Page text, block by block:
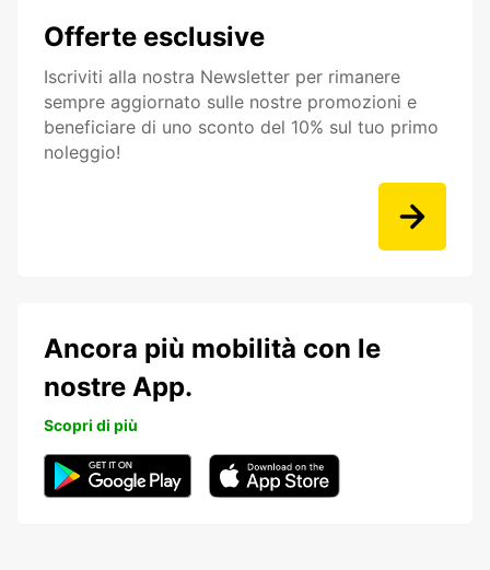
Offerte esclusive
Iscriviti alla nostra Newsletter per rimanere
sempre aggiornato sulle nostre promozioni e
beneficiare di uno sconto del 10% sul tuo primo
noleggio!
Ancora più mobilità con le
nostre App.
Scopri di più